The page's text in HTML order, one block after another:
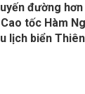
đường
tốc Hàm
lịch biển